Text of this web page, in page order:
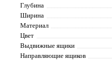
Глубина
Ширина
Материал
Цвет
Выдвижные ящики
Направляющие ящиков